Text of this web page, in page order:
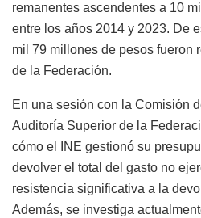
remanentes ascendentes a 10
entre los años 2014 y 2023. De
mil 79 millones de pesos fueron
de la Federación.
En una sesión con la Comisión
Auditoría Superior de la
cómo el INE gestionó su
devolver el total del gasto no
resistencia significativa a la
Además, se investiga